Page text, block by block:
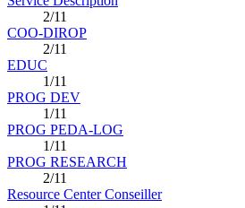
2/11
COO-DIROP
2/11
EDUC
1/11
PROG DEV
1/11
PROG PEDA-LOG
1/11
PROG RESEARCH
2/11
Resource Center Conseiller